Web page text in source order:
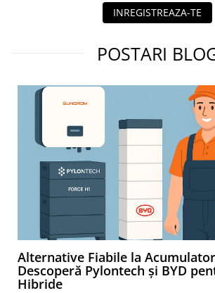
INREGISTREAZA-TE
POSTARI
Alternative Fiabile la
Descoperă Pylontech și BYD
Hibride